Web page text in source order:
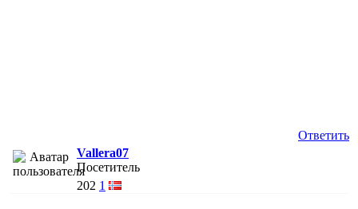
Ответить
Vallera07
Посетитель
202 1